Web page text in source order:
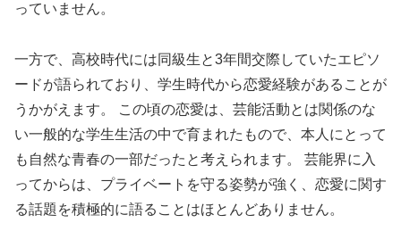
っていません。
一方で、高校時代には同級生と3年間交際していたエピソ
ードが語られており、学生時代から恋愛経験があることが
うかがえます。 この頃の恋愛は、芸能活動とは関係のな
い一般的な学生生活の中で育まれたもので、本人にとって
も自然な青春の一部だったと考えられます。 芸能界に入
ってからは、プライベートを守る姿勢が強く、恋愛に関す
る話題を積極的に語ることはほとんどありません。